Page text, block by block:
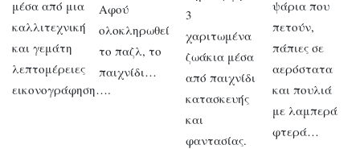
μέσα από μια
καλλιτεχνική
και γεμάτη
λεπτομέρειες
εικονογράφηση….
Αφού
ολοκληρωθεί
το παζλ, το
παιχνίδι…
3
χαριτωμένα
ζωάκια μέσα
από παιχνίδι
κατασκευής
και
φαντασίας.
ψάρια που
πετούν,
πάπιες σε
αερόστατα
και πουλιά
με λαμπερά
φτερά…